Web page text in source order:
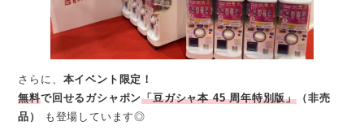
さらに、 本イベント限定！
無料で回せるガシャポン「豆ガシャ本 45 周年特別版」 （非売
品）
も登場しています◎